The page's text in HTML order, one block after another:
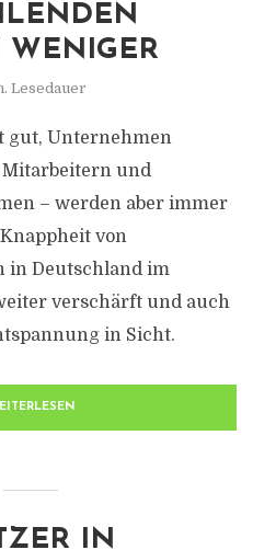
WENIGER
Lesedauer
gut, Unternehmen
und
– werden aber immer
von
in Deutschland im
verschärft und auch
in Sicht.
IN